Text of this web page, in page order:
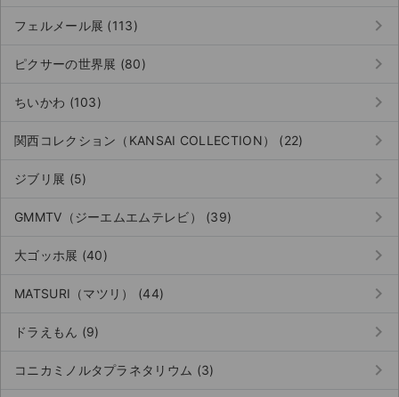
フェルメール展 (113) keyboard_arrow_right
ピクサーの世界展 (80) keyboard_arrow_right
ちいかわ (103) keyboard_arrow_right
関西コレクション（KANSAI COLLECTION） (22) keyboard_arrow_right
ジブリ展 (5) keyboard_arrow_right
GMMTV（ジーエムエムテレビ） (39) keyboard_arrow_right
大ゴッホ展 (40) keyboard_arrow_right
MATSURI（マツリ） (44) keyboard_arrow_right
ドラえもん (9) keyboard_arrow_right
コニカミノルタプラネタリウム (3) keyboard_arrow_right